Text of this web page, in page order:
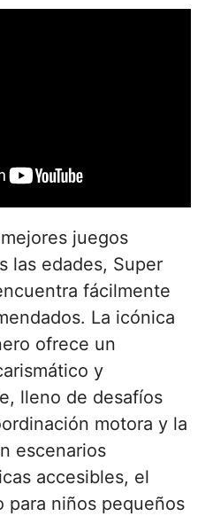
juegos
las edades, Super
fácilmente
La icónica
ofrece un
y
lleno de desafíos
motora y la
escenarios
accesibles, el
para niños pequeños